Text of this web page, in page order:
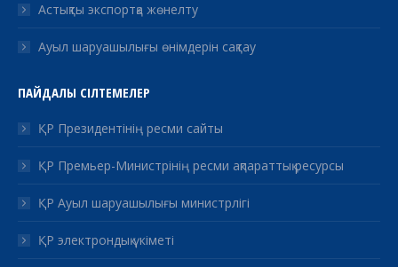
Астықты экспортқа жөнелту
Ауыл шаруашылығы өнімдерін сақтау
ПАЙДАЛЫ СІЛТЕМЕЛЕР
ҚР Президентінің ресми сайты
ҚР Премьер-Министрінің ресми ақпараттық ресурсы
ҚР Ауыл шаруашылығы министрлігі
ҚР электрондық үкіметі